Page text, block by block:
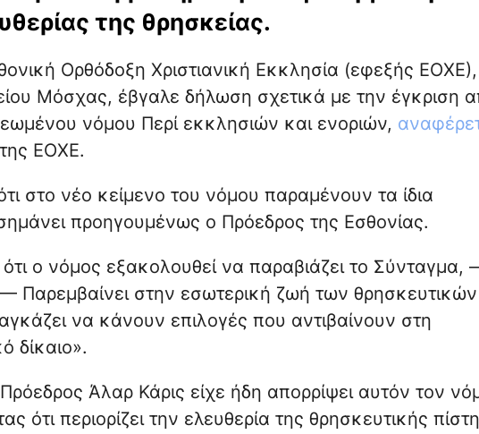
της θρησκείας.
Ορθόδοξη Χριστιανική Εκκλησία (εφεξής ΕΟΧΕ),
Μόσχας, έβγαλε δήλωση σχετικά με την έγκριση
νόμου Περί εκκλησιών και ενοριών,
ΕΟΧΕ.
στο νέο κείμενο του νόμου παραμένουν τα ίδια
προηγουμένως ο Πρόεδρος της Εσθονίας.
ο νόμος εξακολουθεί να παραβιάζει το Σύνταγμα,
Παρεμβαίνει στην εσωτερική ζωή των θρησκευτικών
να κάνουν επιλογές που αντιβαίνουν στη
δίκαιο».
Άλαρ Κάρις είχε ήδη απορρίψει αυτόν τον
ότι περιορίζει την ελευθερία της θρησκευτικής